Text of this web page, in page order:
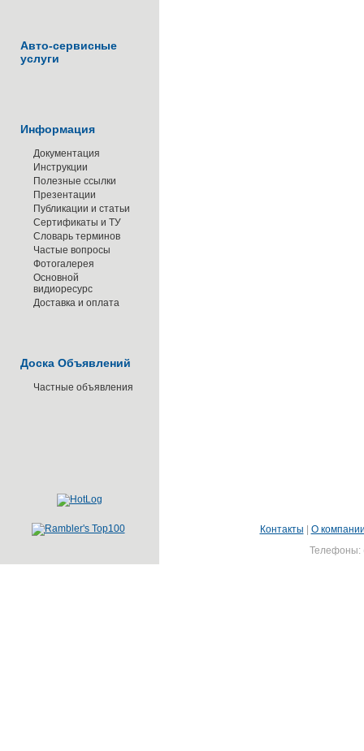
Авто-сервисные
услуги
Информация
Документация
Инструкции
Полезные ссылки
Презентации
Публикации и статьи
Сертификаты и ТУ
Словарь терминов
Частые вопросы
Фотогалерея
Основной
видиоресурс
Доставка и оплата
Доска Объявлений
Частные объявления
Контакты
О
Телефоны: